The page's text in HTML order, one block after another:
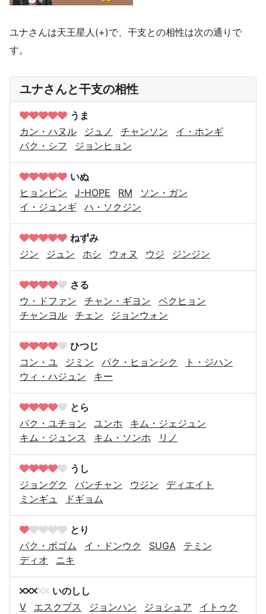
ユナさんは天王星人(+)で、干支との相性は次の通りで
す。
ユナさんと干支の相性
うま
カン・ハヌル
ジュノ チャンソン
イ・ホンギ
パク・シフ
ジョンヒョン
いぬ
ヒョンビン
J-HOPE RM
ソン・ガン
イ・ジュンギ
ハ・ソクジン
ねずみ
ジン
ジュン ホシ ウォヌ ウジ ジンジン
さる
ウ・ドファン
チャン・ギヨン
ベクヒョン
チャンヨル
チェン ジョンウォン
ひつじ
コン・ユ
ジミン パク・ヒョンシク
ト・ジハン
ウィ・ハジュン
キー
とら
パク・ユチョン
ユンホ
キム・ジェジュン
キム・ジュンス
キム・ソンホ リノ
うし
ジョングク
バンチャン ウジン
ディエイト
ミンギュ
ドギョム
とり
パク・ボゴム
イ・ドンウク SUGA
テミン
ディオ
ニキ
いのしし
V
エスクプス ジョンハン ジョシュア
イトゥク